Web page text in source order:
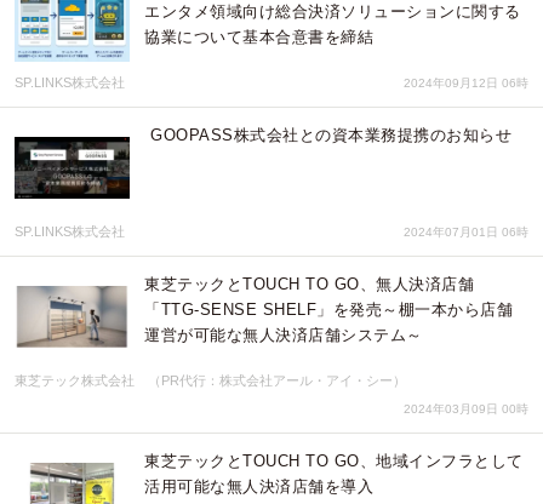
エンタメ領域向け総合決済ソリューションに関する
協業について基本合意書を締結
SP.LINKS株式会社 2024年09月12日 06時
GOOPASS株式会社との資本業務提携のお知らせ
SP.LINKS株式会社 2024年07月01日 06時
東芝テックとTOUCH TO GO、無人決済店舗
「TTG-SENSE SHELF」を発売～棚一本から店舗
運営が可能な無人決済店舗システム～
東芝テック株式会社 （PR代行：株式会社アール・アイ・シー）
2024年03月09日 00時
東芝テックとTOUCH TO GO、地域インフラとして
活用可能な無人決済店舗を導入